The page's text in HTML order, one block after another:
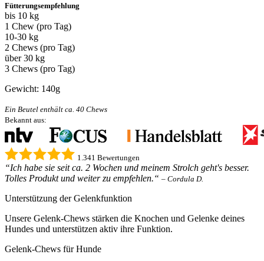
Fütterungsempfehlung
bis 10 kg
1 Chew (pro Tag)
10-30 kg
2 Chews (pro Tag)
über 30 kg
3 Chews (pro Tag)
Gewicht: 140g
Ein Beutel enthält ca. 40 Chews
Bekannt aus:
1.341 Bewertungen
“Ich habe sie seit ca. 2 Wochen und meinem Strolch geht's besser.
Tolles Produkt und weiter zu empfehlen.“ – Cordula D.
Unterstützung der Gelenkfunktion
Unsere Gelenk-Chews stärken die Knochen und Gelenke deines
Hundes und unterstützen aktiv ihre Funktion.
Gelenk-Chews für Hunde